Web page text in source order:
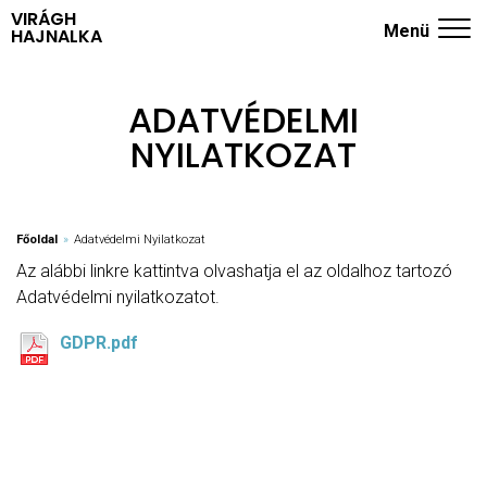
VIRÁGH
HAJNALKA Menü
NYUGODT SZÜLŐK ISKOLÁJA
KÖNYVEK
ADATVÉDELMI
NYILATKOZAT
Főoldal » Adatvédelmi Nyilatkozat
Az alábbi linkre kattintva olvashatja el az oldalhoz tartozó
Adatvédelmi nyilatkozatot.
GDPR.pdf